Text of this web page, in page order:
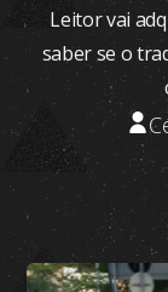
Leitor vai
saber se o